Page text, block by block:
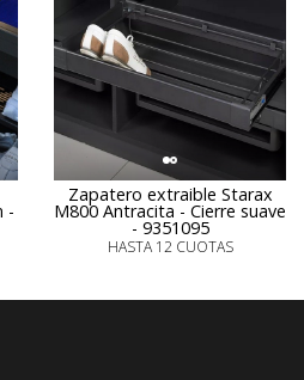
-
Zapatero extraible Starax
M800 Antracita - Cierre suave
- 9351095
HASTA 12 CUOTAS